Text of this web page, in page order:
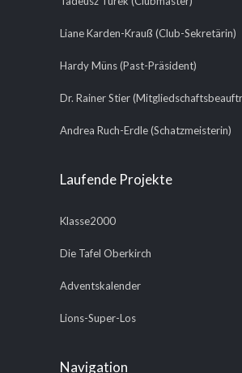
Liane Karden-Krauß (Club-Sekretärin)
Hardy Müns (Past-Präsident)
Dr. Rainer Stier
Andrea Ruch-Erdle (Schatzmeisterin)
Laufende Projekte
Klasse2000
Die Tafel Oberkirch
Adventskalender
Lions-Super-Los
Navigation